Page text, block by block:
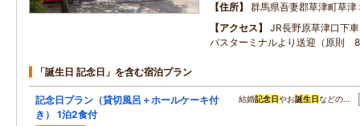
住所
群馬県吾妻郡草津町草津
アクセス
JR長野原草津口下
バスターミナルより送迎（原則
「誕生日 記念日」を含む宿泊プラン
記念日プラン（貸切風呂＋ホールケーキ付
き） 1泊2食付
結婚記念日やお誕生日などの…